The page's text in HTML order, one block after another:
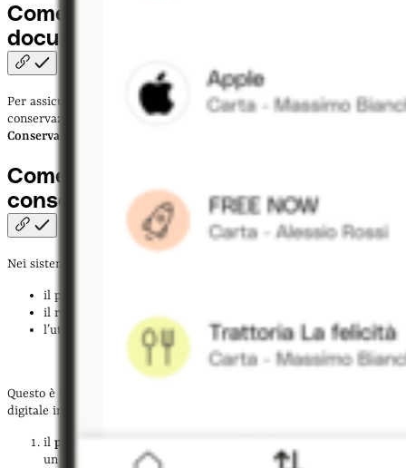
Come conservare digitalmente i
documenti
Per assicurare tutti questi vantaggi, devi scegliere un servizio di
conservazione digitale a norma, che ha richiesto l’
Conservatore
Come funzionano i sistemi di
conservazionedigitale?
Nei sistemi di conservazione digitale, sono coinvolte tre figure:
il produttore;
il responsabile della conservazione;
l’utente.
Questo è il processo che si segue per conservare un documento
digitale in modo conforme alla normativa vigente:
il produttore
un pacchetto di versamento (PdV);